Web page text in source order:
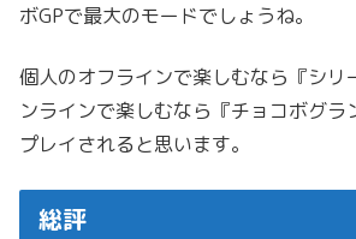
ボGPで最大のモードでしょうね。
個人のオフラインで楽しむなら『シリ
ンラインで楽しむなら『チョコボグラ
プレイされると思います。
総評